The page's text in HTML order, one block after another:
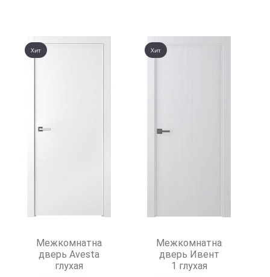
Хит
Межкомнатная
дверь Avesta
глухая
Хит
Межкомнатная
дверь Ивент
1 глухая